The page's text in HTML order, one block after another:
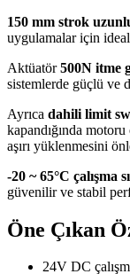
150 mm strok
uygulamalar için
Aktüatör500N itme
sistemlerde güçlü ve
Ayrıca dahili limit
kapandığında
aşırı yüklenmesini
-20 ~ 65°C çalışma
güvenilir ve stabil
Öne Çıkan
24V DC